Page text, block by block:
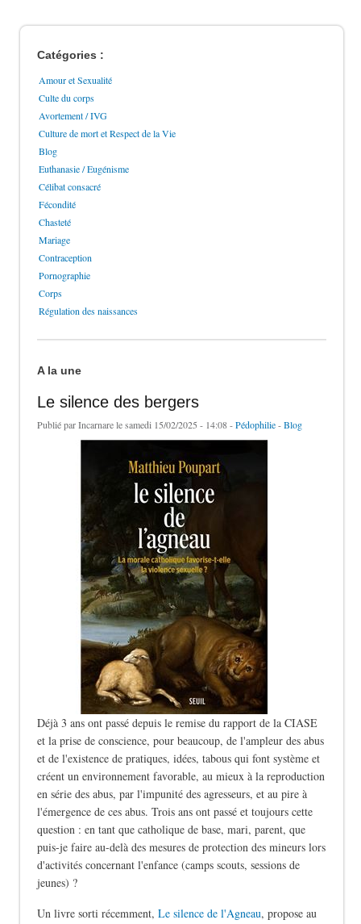
Catégories :
Amour et Sexualité
Culte du corps
Avortement / IVG
Culture de mort et Respect de la Vie
Blog
Euthanasie / Eugénisme
Célibat consacré
Fécondité
Chasteté
Mariage
Contraception
Pornographie
Corps
Régulation des naissances
A la une
Le silence des bergers
Publié parIncarnarele samedi 15/02/2025 - 14:08 -Pédophilie-Blog
Déjà 3 ans ont passé depuis le remise du rapport de la CIASE
et la prise de conscience, pour beaucoup, de l'ampleur des abus
et de l'existence de pratiques, idées, tabous qui font système et
créent un environnement favorable, au mieux à la reproduction
en série des abus, par l'impunité des agresseurs, et au pire à
l'émergence de ces abus. Trois ans ont passé et toujours cette
question : en tant que catholique de base, mari, parent, que
puis-je faire au-delà des mesures de protection des mineurs lors
d'activités concernant l'enfance (camps scouts, sessions de
jeunes) ?
Un livre sorti récemment, Le silence de l'Agneau, propose au